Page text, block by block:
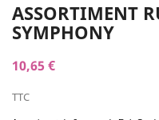
ASSORTIMENT
SYMPHONY
10,65 €
TTC